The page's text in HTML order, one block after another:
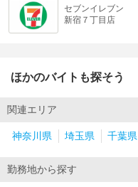
セブンイレブン
新宿７丁目店
ほかのバイトも探そう
関連エリア
神奈川県 埼玉県 千葉県
勤務地から探す